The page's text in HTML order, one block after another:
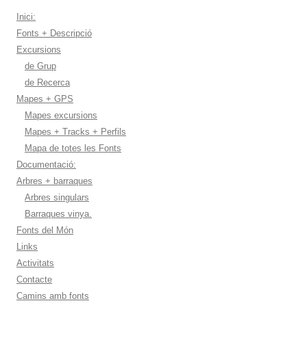
Inici:
Fonts + Descripció
Excursions
de Grup
de Recerca
Mapes + GPS
Mapes excursions
Mapes + Tracks + Perfils
Mapa de totes les Fonts
Documentació:
Arbres + barraques
Arbres singulars
Barraques vinya.
Fonts del Món
Links
Activitats
Contacte
Camins amb fonts